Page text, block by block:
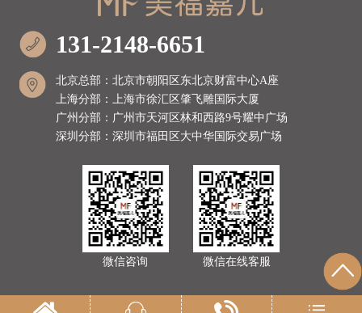
131-2148-6651
北京总部：北京市朝阳区东北京财富中心A座
上海分部：上海市徐汇区肇飞雕国际大厦
广州分部：广州市天河区林和西路9号耀中广场
深圳分部：深圳市福田区大中华国际交易广场
微信咨询 微信在线客服